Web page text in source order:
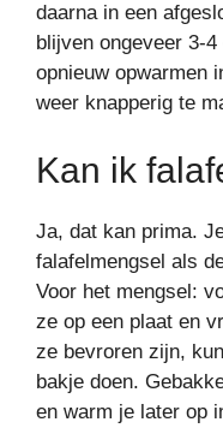
daarna in een
blijven ongeveer 3-
opnieuw opwarmen
weer knapperig te
Kan ik
Ja, dat kan prima.
falafelmengsel als
Voor het mengsel:
ze op een plaat en
ze bevroren zijn,
bakje doen.
en warm je later op